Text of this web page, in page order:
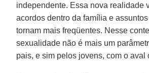
independente. Essa nova realidade
acordos dentro da família e
tornam mais freqüentes. Nesse
sexualidade não é mais um
pais, e sim pelos jovens, com o aval